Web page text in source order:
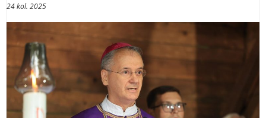
24 kol. 2025